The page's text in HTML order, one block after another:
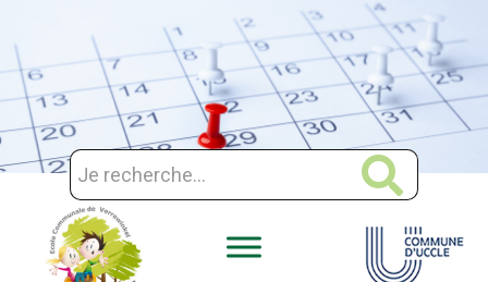
Aller
au
contenu